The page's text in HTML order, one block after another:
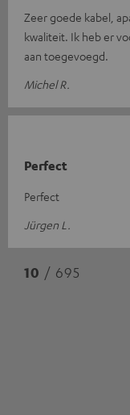
Zeer goede kabel,
kwaliteit. Ik heb er
aan toegevoegd.
Michel R.
Perfect
Perfect
Jürgen L.
10 / 695